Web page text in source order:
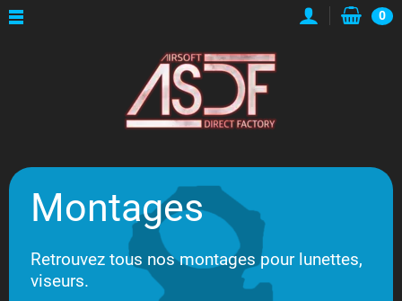
0
Montages
Retrouvez tous nos montages pour lunettes,
viseurs.